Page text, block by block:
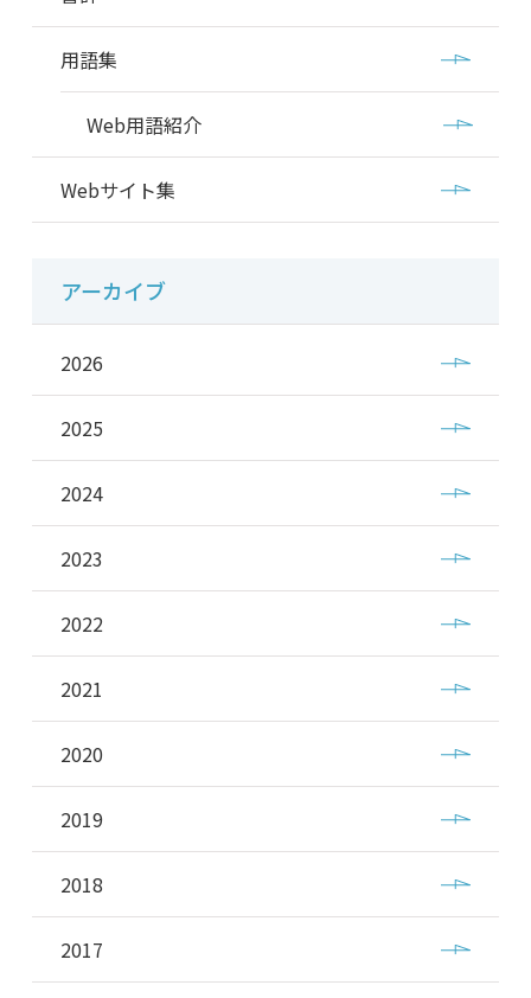
用語集
Web用語紹介
Webサイト集
アーカイブ
2026
2025
2024
2023
2022
2021
2020
2019
2018
2017